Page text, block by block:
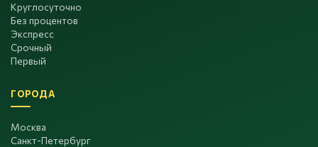
Круглосуточно
Без процентов
Экспресс
Срочный
Первый
ГОРОДА
Москва
Санкт-Петербург